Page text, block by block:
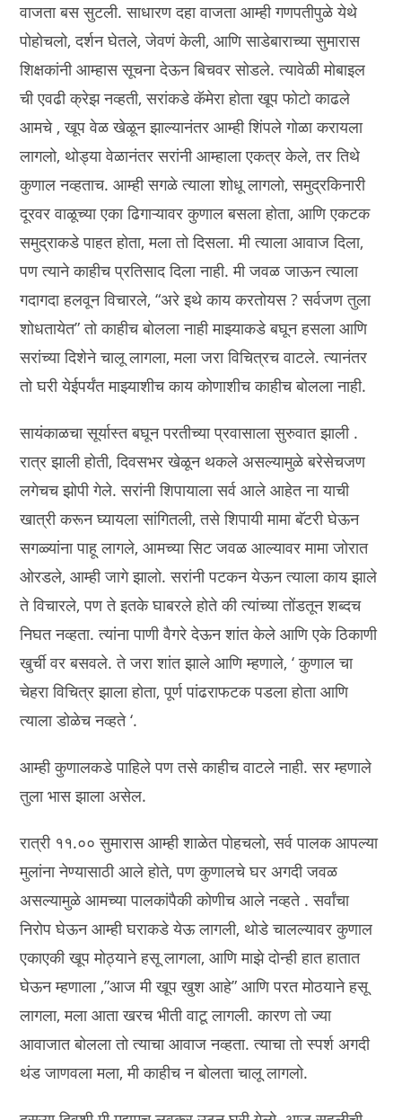
वाजता बस सुटली. साधारण दहा वाजता आम्ही गणपतीपुळे येथे
पोहोचलो, दर्शन घेतले, जेवणं केली, आणि साडेबाराच्या सुमारास
शिक्षकांनी आम्हास सूचना देऊन बिचवर सोडले. त्यावेळी मोबाइल
ची एवढी क्रेझ नव्हती, सरांकडे कॅमेरा होता खूप फोटो काढले
आमचे , खूप वेळ खेळून झाल्यानंतर आम्ही शिंपले गोळा करायला
लागलो, थोड्या वेळानंतर सरांनी आम्हाला एकत्र केले, तर तिथे
कुणाल नव्हताच. आम्ही सगळे त्याला शोधू लागलो, समुद्रकिनारी
दूरवर वाळूच्या एका ढिगाऱ्यावर कुणाल बसला होता, आणि एकटक
समुद्राकडे पाहत होता, मला तो दिसला. मी त्याला आवाज दिला,
पण त्याने काहीच प्रतिसाद दिला नाही. मी जवळ जाऊन त्याला
गदागदा हलवून विचारले, “अरे इथे काय करतोयस ? सर्वजण तुला
शोधतायेत” तो काहीच बोलला नाही माझ्याकडे बघून हसला आणि
सरांच्या दिशेने चालू लागला, मला जरा विचित्रच वाटले. त्यानंतर
तो घरी येईपर्यंत माझ्याशीच काय कोणाशीच काहीच बोलला नाही.
सायंकाळचा सूर्यास्त बघून परतीच्या प्रवासाला सुरुवात झाली .
रात्र झाली होती, दिवसभर खेळून थकले असल्यामुळे बरेसेचजण
लगेचच झोपी गेले. सरांनी शिपायाला सर्व आले आहेत ना याची
खात्री करून घ्यायला सांगितली, तसे शिपायी मामा बॅटरी घेऊन
सगळ्यांना पाहू लागले, आमच्या सिट जवळ आल्यावर मामा जोरात
ओरडले, आम्ही जागे झालो. सरांनी पटकन येऊन त्याला काय झाले
ते विचारले, पण ते इतके घाबरले होते की त्यांच्या तोंडतून शब्दच
निघत नव्हता. त्यांना पाणी वैगरे देऊन शांत केले आणि एके ठिकाणी
खुर्ची वर बसवले. ते जरा शांत झाले आणि म्हणाले, ‘ कुणाल चा
चेहरा विचित्र झाला होता, पूर्ण पांढराफटक पडला होता आणि
त्याला डोळेच नव्हते ‘.
आम्ही कुणालकडे पाहिले पण तसे काहीच वाटले नाही. सर म्हणाले
तुला भास झाला असेल.
रात्री ११.०० सुमारास आम्ही शाळेत पोहचलो, सर्व पालक आपल्या
मुलांना नेण्यासाठी आले होते, पण कुणालचे घर अगदी जवळ
असल्यामुळे आमच्या पालकांपैकी कोणीच आले नव्हते . सर्वांचा
निरोप घेऊन आम्ही घराकडे येऊ लागली, थोडे चालल्यावर कुणाल
एकाएकी खूप मोठ्याने हसू लागला, आणि माझे दोन्ही हात हातात
घेऊन म्हणाला ,”आज मी खूप खुश आहे” आणि परत मोठयाने हसू
लागला, मला आता खरच भीती वाटू लागली. कारण तो ज्या
आवाजात बोलला तो त्याचा आवाज नव्हता. त्याचा तो स्पर्श अगदी
थंड जाणवला मला, मी काहीच न बोलता चालू लागलो.